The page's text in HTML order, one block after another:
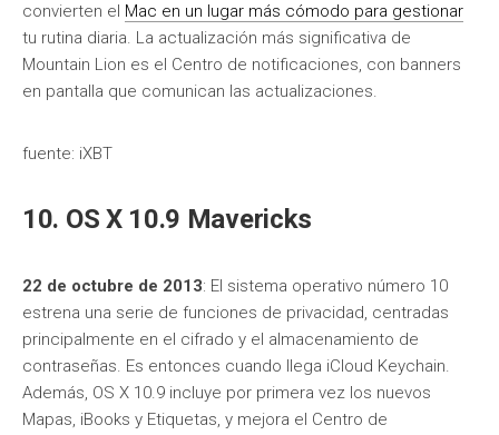
convierten el Mac en un lugar más cómodo para gestionar
tu rutina diaria. La actualización más significativa de
Mountain Lion es el Centro de notificaciones, con banners
en pantalla que comunican las actualizaciones.
fuente: iXBT
10. OS X 10.9 Mavericks
22 de octubre de 2013: El sistema operativo número 10
estrena una serie de funciones de privacidad, centradas
principalmente en el cifrado y el almacenamiento de
contraseñas. Es entonces cuando llega iCloud Keychain.
Además, OS X 10.9 incluye por primera vez los nuevos
Mapas, iBooks y Etiquetas, y mejora el Centro de